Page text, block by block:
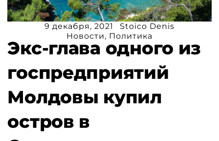
9 декабря, 2021
Stoico Denis
Новости, Политика
Экс-глава одного из
госпредприятий
Молдовы купил
остров в